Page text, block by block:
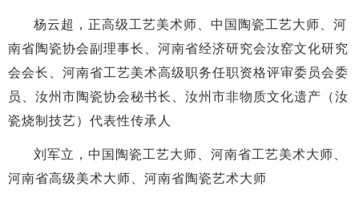
杨云超，正高级工艺美术师、中国陶瓷工艺大师、河
南省陶瓷协会副理事长、河南省经济研究会汝窑文化研究
会会长、河南省工艺美术高级职务任职资格评审委员会委
员、汝州市陶瓷协会秘书长、汝州市非物质文化遗产（汝
瓷烧制技艺）代表性传承人
刘军立，中国陶瓷工艺大师、河南省工艺美术大师、
河南省高级美术大师、河南省陶瓷艺术大师